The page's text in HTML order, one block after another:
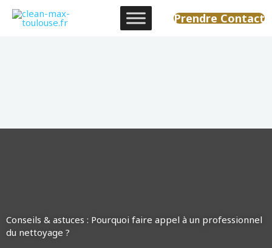
Aller
Prendre Contact
Conseils & astuces : Pourquoi faire appel à un professionnel
du nettoyage ?